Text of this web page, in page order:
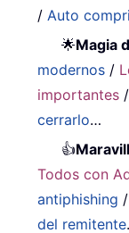
/ Auto
🌟Magia
modernos /
importantes /
cerrarlo…
👍
Todos con
antiphishing /
del remitente